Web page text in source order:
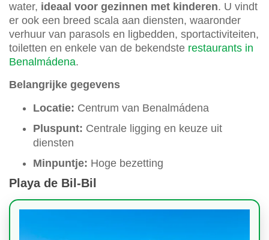
water, ideaal voor gezinnen met kinderen. U vindt
er ook een breed scala aan diensten, waaronder
verhuur van parasols en ligbedden, sportactiviteiten,
toiletten en enkele van de bekendste restaurants in
Benalmádena.
Belangrijke gegevens
Locatie: Centrum van Benalmádena
Pluspunt: Centrale ligging en keuze uit
diensten
Minpuntje: Hoge bezetting
Playa de Bil-Bil